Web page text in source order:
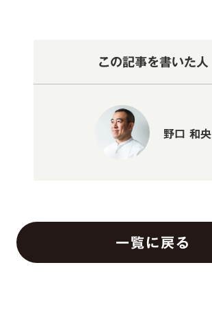
この記事を書いた人
野口 和央
一覧に戻る